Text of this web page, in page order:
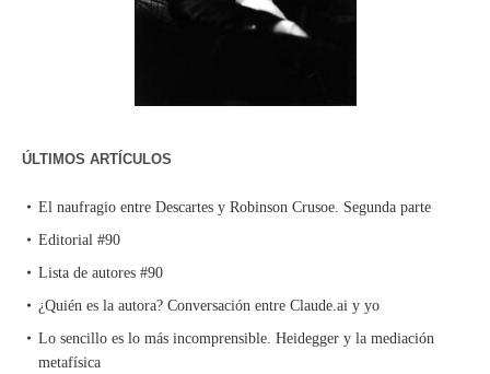
ÚLTIMOS ARTÍCULOS
El naufragio entre Descartes y Robinson Crusoe. Segunda parte
Editorial #90
Lista de autores #90
¿Quién es la autora? Conversación entre Claude.ai y yo
Lo sencillo es lo más incomprensible. Heidegger y la mediación
metafísica